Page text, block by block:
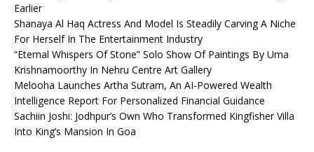
Earlier
Shanaya Al Haq Actress And Model Is Steadily Carving A Niche
For Herself In The Entertainment Industry
“Eternal Whispers Of Stone” Solo Show Of Paintings By Uma
Krishnamoorthy In Nehru Centre Art Gallery
Melooha Launches Artha Sutram, An AI-Powered Wealth
Intelligence Report For Personalized Financial Guidance
Sachiin Joshi: Jodhpur’s Own Who Transformed Kingfisher Villa
Into King’s Mansion In Goa